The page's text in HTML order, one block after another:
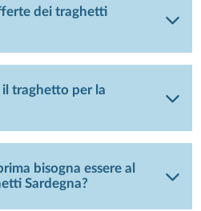
dei traghetti
traghetto per la
bisogna essere al
Sardegna?